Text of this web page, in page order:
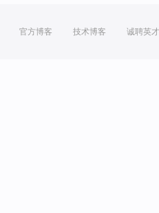
官方博客 技术博客 诚聘英才